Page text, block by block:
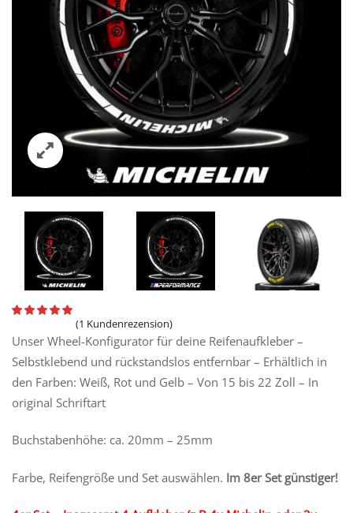
(1 Kundenrezension)
Unser Wheel-Konfigurator für deine Reifenaufkleber –
Selbstklebend und rückstandslos entfernbar – Erhältlich in
den Farben: Weiß, Rot und Gelb – Von 15 bis 22 Zoll – In
original Schriftart
Buchstabenhöhe: ca. 20mm – 25mm
Farbe, Reifengröße und Set auswählen. Im 8er Set günstiger!